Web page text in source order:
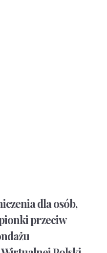
dla osób,
przeciw